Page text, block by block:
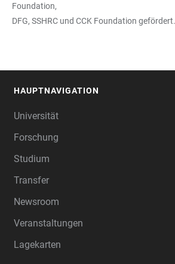
Foundation,
DFG, SSHRC und CCK Foundation gefördert.
HAUPTNAVIGATION
Universität
Forschung
Studium
Transfer
Newsroom
Veranstaltungen
Lagekarten